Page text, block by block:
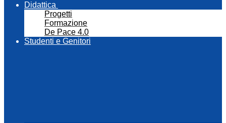
Didattica
Progetti
Formazione
De Pace 4.0
Studenti e Genitori